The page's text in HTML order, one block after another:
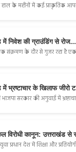
हाल के महीनों में कई प्राकृतिक
में निवेश की ग्राउंडिंग से रोज...
संक्रमण के दौर से गुजर रहा है
में भ्रष्टाचार के खिलाफ जीरो
भाजपा सरकार की अगुवाई में
विरोधी कानून: उत्तराखंड से
प्रधान देश में शिक्षा और